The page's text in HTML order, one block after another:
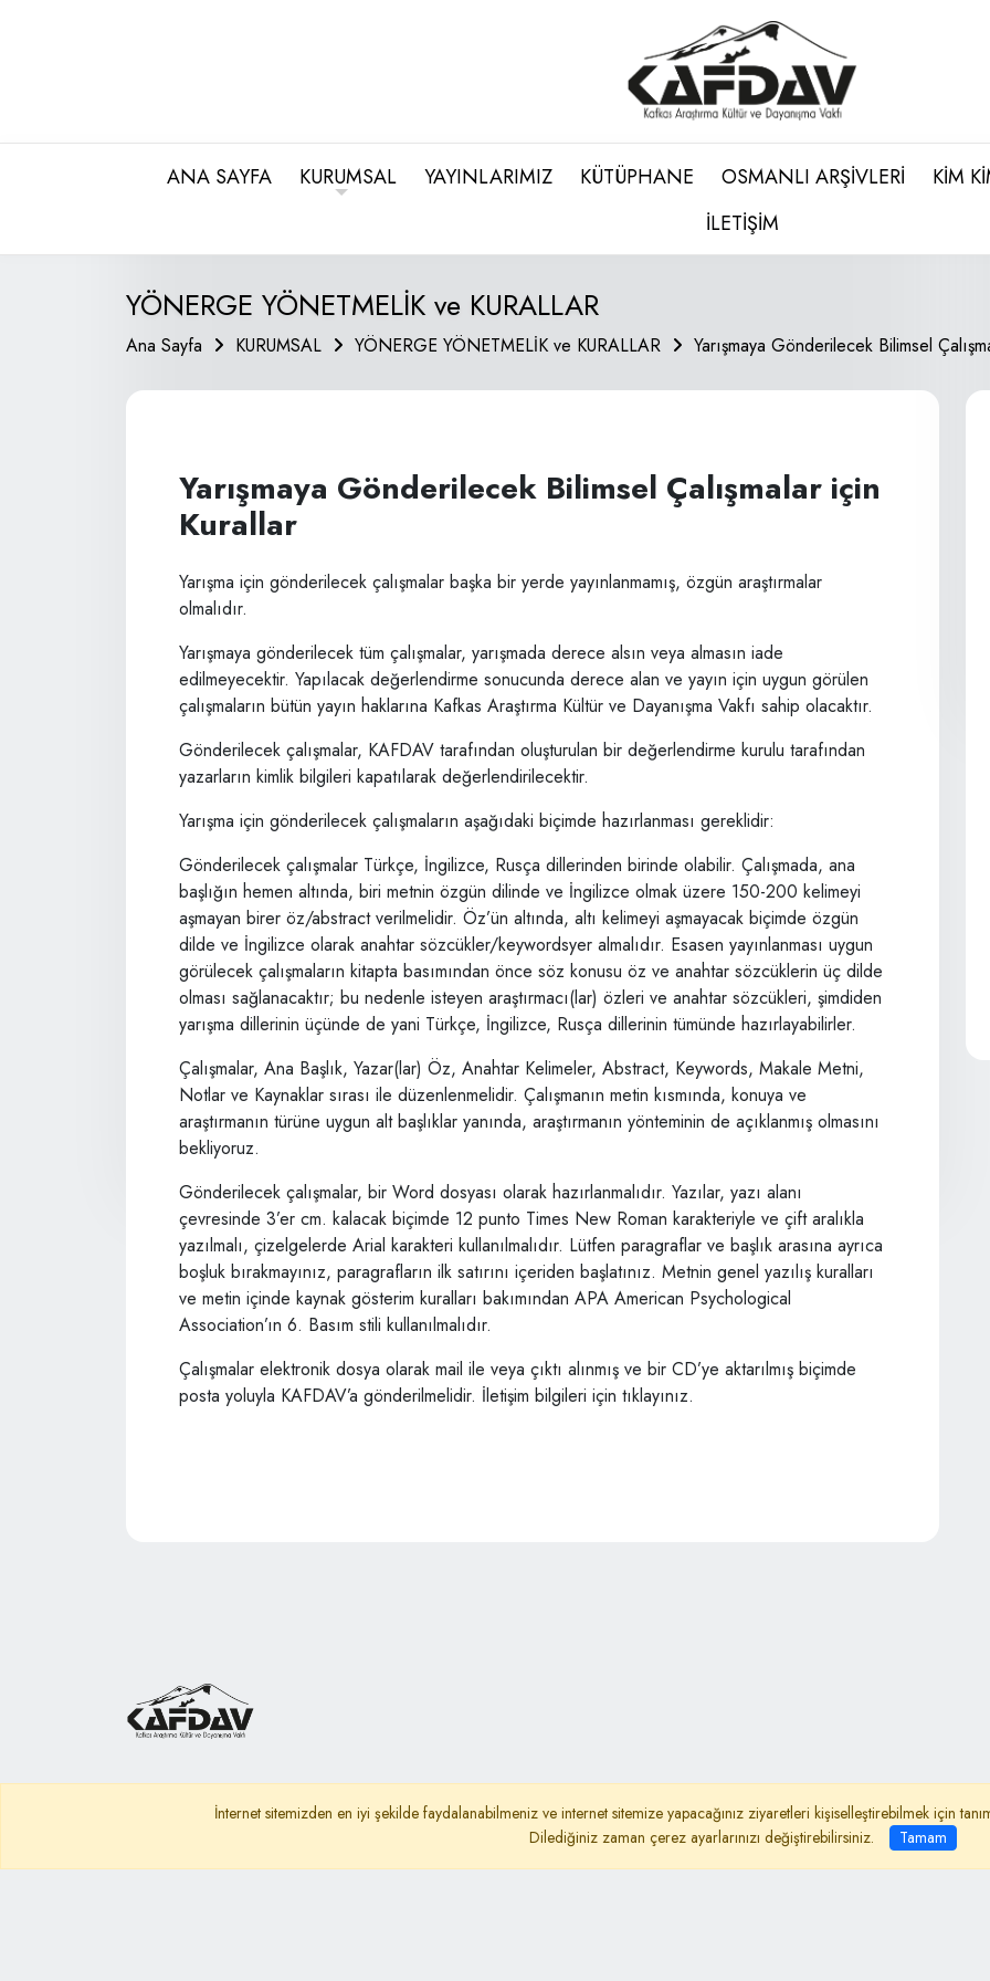
ANA SAYFA KURUMSAL YAYINLARIMIZ KÜTÜPHANE OSMANLI ARŞİVLERİ KİM
İLETİŞİM
YÖNERGE YÖNETMELİK ve KURALLAR
Ana Sayfa KURUMSAL YÖNERGE YÖNETMELİK ve KURALLAR Yarışmaya Gönderilecek Bilimsel
Yarışmaya Gönderilecek Bilimsel Çalışmalar için
Kurallar
Yarışma için gönderilecek çalışmalar başka bir yerde yayınlanmamış, özgün araştırmalar
olmalıdır.
Yarışmaya gönderilecek tüm çalışmalar, yarışmada derece alsın veya almasın iade
edilmeyecektir. Yapılacak değerlendirme sonucunda derece alan ve yayın için uygun görülen
çalışmaların bütün yayın haklarına Kafkas Araştırma Kültür ve Dayanışma Vakfı sahip olacaktır.
Gönderilecek çalışmalar, KAFDAV tarafından oluşturulan bir değerlendirme kurulu tarafından
yazarların kimlik bilgileri kapatılarak değerlendirilecektir.
Yarışma için gönderilecek çalışmaların aşağıdaki biçimde hazırlanması gereklidir:
Gönderilecek çalışmalar Türkçe, İngilizce, Rusça dillerinden birinde olabilir. Çalışmada, ana
başlığın hemen altında, biri metnin özgün dilinde ve İngilizce olmak üzere 150-200 kelimeyi
aşmayan birer öz/abstract verilmelidir. Öz’ün altında, altı kelimeyi aşmayacak biçimde özgün
dilde ve İngilizce olarak anahtar sözcükler/keywordsyer almalıdır. Esasen yayınlanması uygun
görülecek çalışmaların kitapta basımından önce söz konusu öz ve anahtar sözcüklerin üç dilde
olması sağlanacaktır; bu nedenle isteyen araştırmacı(lar) özleri ve anahtar sözcükleri, şimdiden
yarışma dillerinin üçünde de yani Türkçe, İngilizce, Rusça dillerinin tümünde hazırlayabilirler.
Çalışmalar, Ana Başlık, Yazar(lar) Öz, Anahtar Kelimeler, Abstract, Keywords, Makale Metni,
Notlar ve Kaynaklar sırası ile düzenlenmelidir. Çalışmanın metin kısmında, konuya ve
araştırmanın türüne uygun alt başlıklar yanında, araştırmanın yönteminin de açıklanmış olmasını
bekliyoruz.
Gönderilecek çalışmalar, bir Word dosyası olarak hazırlanmalıdır. Yazılar, yazı alanı
çevresinde 3’er cm. kalacak biçimde 12 punto Times New Roman karakteriyle ve çift aralıkla
yazılmalı, çizelgelerde Arial karakteri kullanılmalıdır. Lütfen paragraflar ve başlık arasına ayrıca
boşluk bırakmayınız, paragrafların ilk satırını içeriden başlatınız. Metnin genel yazılış kuralları
ve metin içinde kaynak gösterim kuralları bakımından APA American Psychological
Association’ın 6. Basım stili kullanılmalıdır.
Çalışmalar elektronik dosya olarak mail ile veya çıktı alınmış ve bir CD’ye aktarılmış biçimde
posta yoluyla KAFDAV’a gönderilmelidir. İletişim bilgileri için tıklayınız.
Ana Sayfa Gizlilik Politikası KVKK Aydınlatma Metni İletişim
İnternet sitemizden en iyi şekilde faydalanabilmeniz ve internet sitemize yapacağınız ziyaretleri kişiselleştirebilmek için
Dilediğiniz zaman çerez ayarlarınızı değiştirebilirsiniz.
Tamam